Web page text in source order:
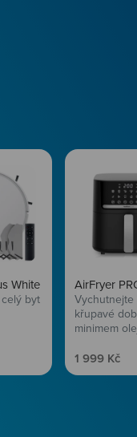
White
byt
AirFryer
Vychutnejte
křupavé
minimem
Prodejní
1 999 Kč